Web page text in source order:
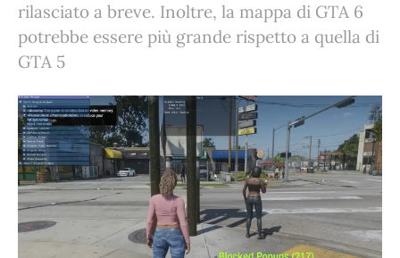
rilasciato a breve. Inoltre, la mappa di GTA 6
potrebbe essere più grande rispetto a quella di
GTA 5